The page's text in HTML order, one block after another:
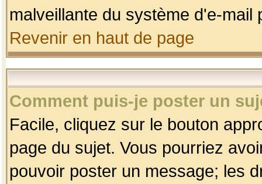
malveillante du système d'e-
Revenir en haut de page
Comment puis-je poster un
Facile, cliquez sur le bouton
page du sujet. Vous pourriez
pouvoir poster un message; les